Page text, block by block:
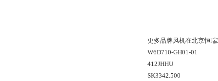
更多品牌风机在北京恒
W6D710-GH01-01
412JHHU
SK3342.500